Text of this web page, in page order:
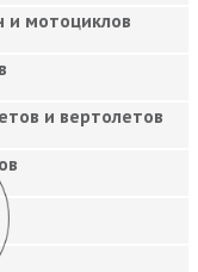
мотоциклов
и вертолетов